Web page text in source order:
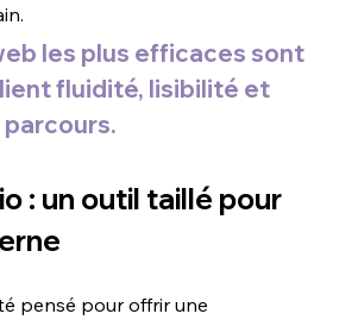
les plus efficaces sont
fluidité, lisibilité et
: un outil taillé pour
pensé pour offrir une